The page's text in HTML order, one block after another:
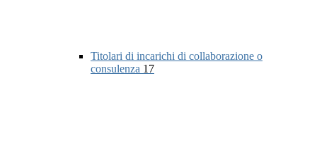
Titolari di incarichi di collaborazione o
consulenza 17